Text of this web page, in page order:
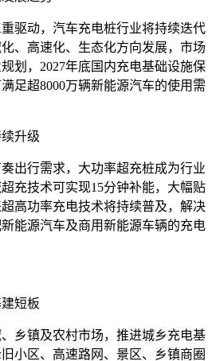
驱动，汽车充电桩行业将持续迭代
、高速化、生态化方向发展，市场
划，2027年底国内充电基础设施保
足超8000万辆新能源汽车的使用需
升级
出行需求，大功率超充桩成为行业
充技术可实现15分钟补能，大幅贴
高功率充电技术将持续普及，解决
能源汽车及商用新能源车辆的充电
短板
乡镇及农村市场，推进城乡充电基
小区、高速路网、景区、乡镇商圈